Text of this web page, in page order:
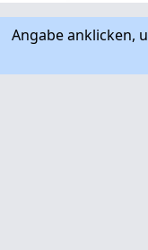
Angabe anklicken,